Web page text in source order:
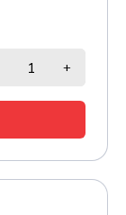
+